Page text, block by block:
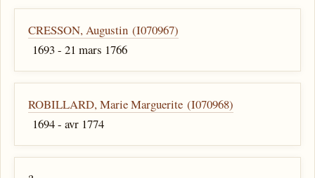
CRESSON, Augustin (I070967)
1693 - 21 mars 1766
ROBILLARD, Marie Marguerite (I070968)
1694 - avr 1774